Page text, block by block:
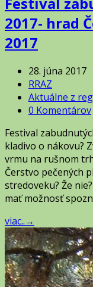
2017- hrad
2017
28. júna 2017
RRAZ
Aktuálne z
0 Komentárov
Festival
kladivo o nákovu?
vrmu na rušnom
Čerstvo pečených
stredoveku? Že
mať možnosť
viac..→